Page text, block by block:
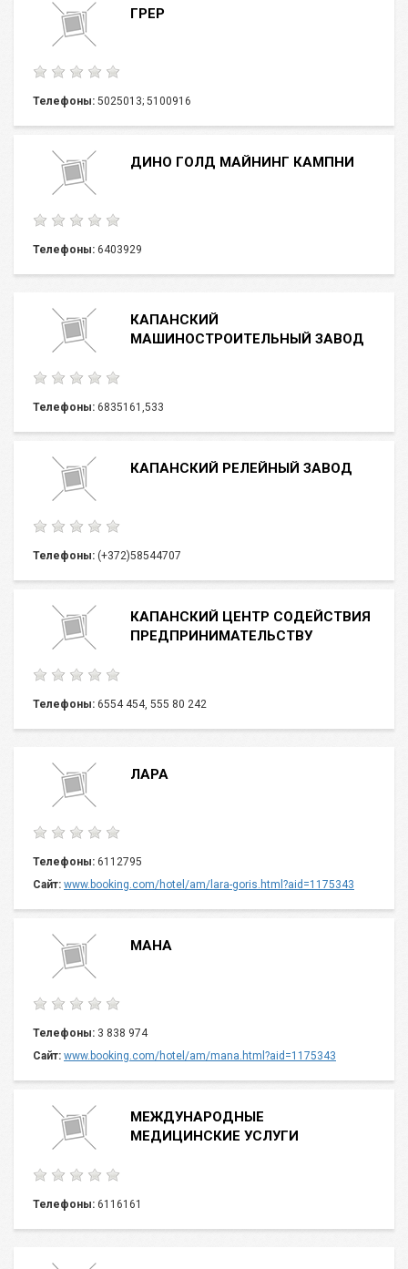
ГРЕР
Телефоны: 5025013; 5100916
ДИНО ГОЛД МАЙНИНГ КАМПНИ
Телефоны: 6403929
КАПАНСКИЙ
МАШИНОСТРОИТЕЛЬНЫЙ ЗАВОД
Телефоны: 6835161,533
КАПАНСКИЙ РЕЛЕЙНЫЙ ЗАВОД
Телефоны: (+372)58544707
КАПАНСКИЙ ЦЕНТР СОДЕЙСТВИЯ
ПРЕДПРИНИМАТЕЛЬСТВУ
Телефоны: 6554 454, 555 80 242
ЛАРА
Телефоны: 6112795
Сайт: www.booking.com/hotel/am/lara-goris.html?aid=1175343
МАНА
Телефоны: 3 838 974
Сайт: www.booking.com/hotel/am/mana.html?aid=1175343
МЕЖДУНАРОДНЫЕ
МЕДИЦИНСКИЕ УСЛУГИ
Телефоны: 6116161